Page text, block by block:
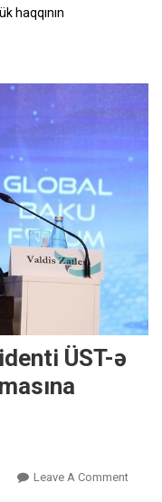
haqqının
ÜST-ə
Leave A CommentOn